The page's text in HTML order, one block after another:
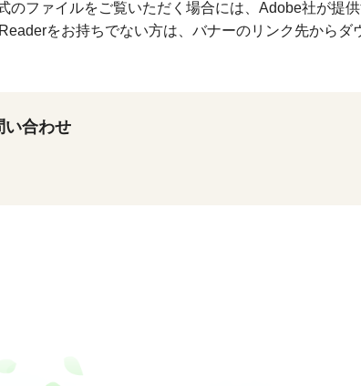
のファイルをご覧いただく場合には、Adobe社が提
をお持ちでない方は、バナーのリンク先からダ
い合わせ